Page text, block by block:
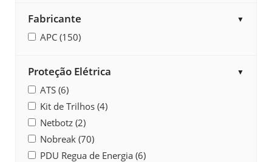
Fabricante ▼
APC (150)
Proteção Elétrica ▼
ATS (6)
Kit de Trilhos (4)
Netbotz (2)
Nobreak (70)
PDU Regua de Energia (6)